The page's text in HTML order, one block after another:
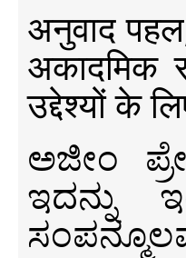
अनुवाद
अकादमिक
उद्देश्यों के
ಅಜೀಂ
ಇದನ್ನು